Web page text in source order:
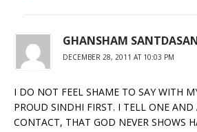
GHANSHAM
DECEMBER 28, 2011 AT 10:03 PM
I DO NOT FEEL SHAME TO SAY WITH
PROUD SINDHI FIRST. I TELL ONE
CONTACT, THAT GOD NEVER SHOWS